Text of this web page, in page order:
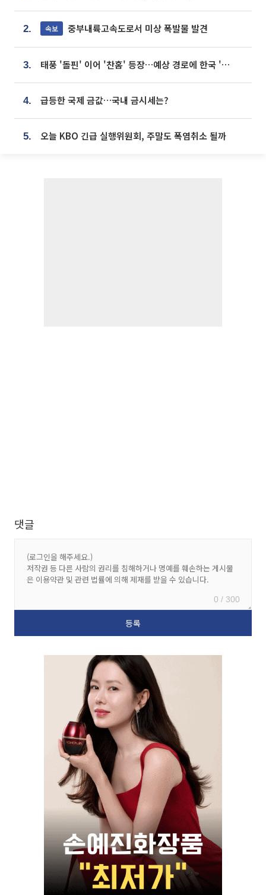
2. 속보 중부내륙고속도로서 미상 폭발물 발견
3. 태풍 '돌핀' 이어 '찬홈' 등장…예상 경로에 한국 '한숨'
4. 급등한 국제 금값…국내 금시세는?
5. 오늘 KBO 긴급 실행위원회, 주말도 폭염취소 될까
댓글
0 / 300